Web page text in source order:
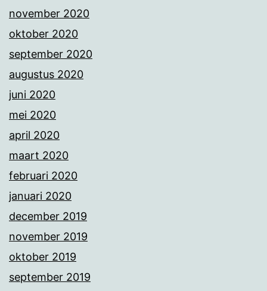
november 2020
oktober 2020
september 2020
augustus 2020
juni 2020
mei 2020
april 2020
maart 2020
februari 2020
januari 2020
december 2019
november 2019
oktober 2019
september 2019